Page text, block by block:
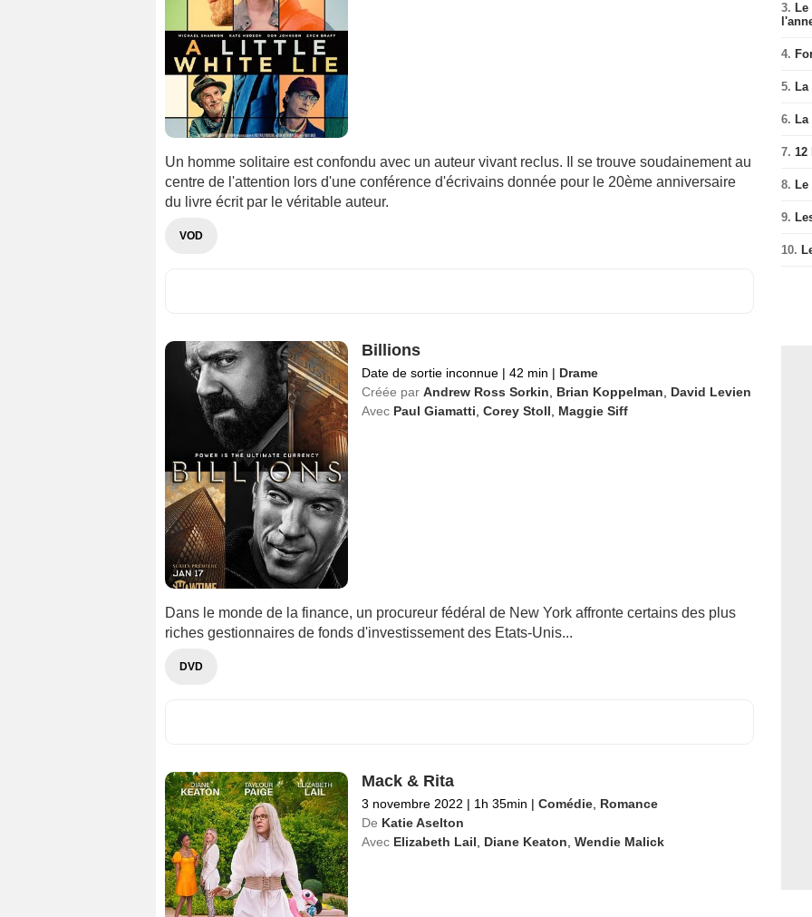
Un homme solitaire est confondu avec un auteur vivant reclus. Il se trouve soudainement au
centre de l'attention lors d'une conférence d'écrivains donnée pour le 20ème anniversaire
du livre écrit par le véritable auteur.
VOD
Billions
Date de sortie inconnue | 42 min | Drame
Créée par Andrew Ross Sorkin, Brian Koppelman, David Levien
Avec Paul Giamatti, Corey Stoll, Maggie Siff
Dans le monde de la finance, un procureur fédéral de New York affronte certains des plus
riches gestionnaires de fonds d'investissement des Etats-Unis...
DVD
Mack & Rita
3 novembre 2022 | 1h 35min | Comédie, Romance
De Katie Aselton
Avec Elizabeth Lail, Diane Keaton, Wendie Malick
3.
4.
5.
6.
7. 12
8.
9.
10.